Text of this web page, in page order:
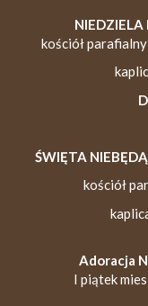
NIEDZIELA
kościół
ŚWIĘTA
kościół
Adoracja
I piątek